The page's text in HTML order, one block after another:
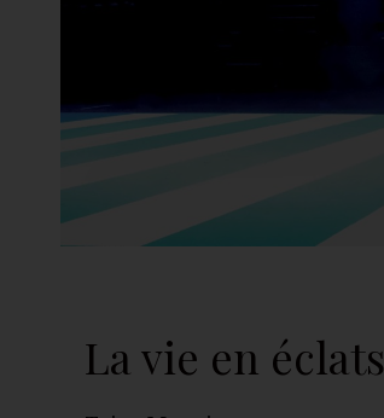
La vie en éclats